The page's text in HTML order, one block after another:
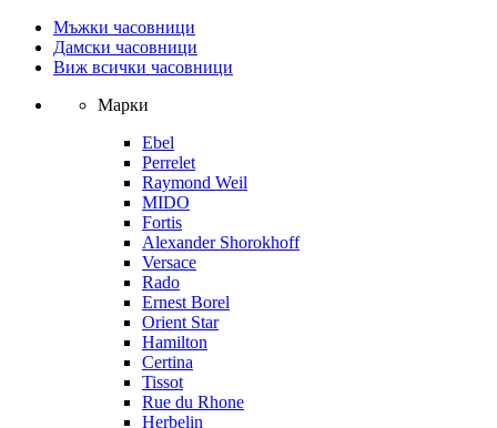
Мъжки часовници
Дамски часовници
Виж всички часовници
Марки
Ebel
Perrelet
Raymond Weil
MIDO
Fortis
Alexander Shorokhoff
Versace
Rado
Ernest Borel
Orient Star
Hamilton
Certina
Tissot
Rue du Rhone
Herbelin